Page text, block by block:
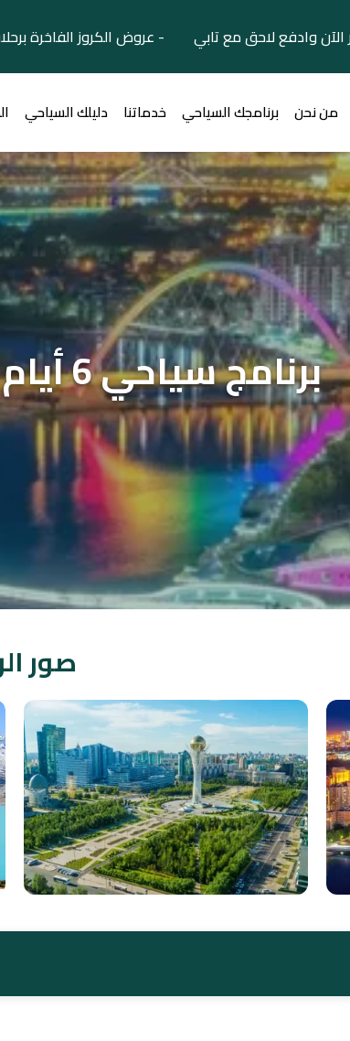
وادفع لاحق مع تابي - عروض الكروز الفاخرة
من نحن برنامجك السياحي خدماتنا دليلك السياحي
برنامج سياحي 6 أيام ألماتي كازاخستان
صور